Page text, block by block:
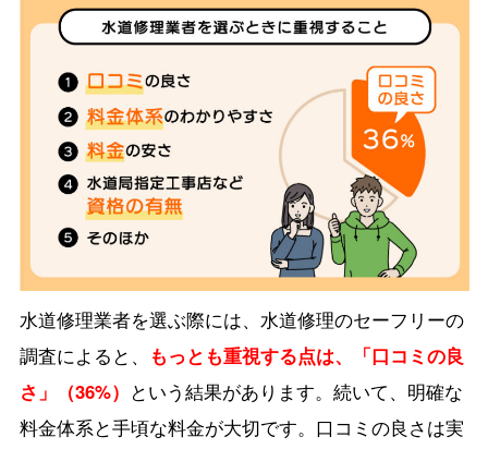
水道修理業者を選ぶ際には、水道修理のセーフリーの
調査によると、
もっとも重視する点は、「口コミの良
さ」（36%） という結果があります。続いて、明確な
料金体系と手頃な料金が大切です。口コミの良さは実